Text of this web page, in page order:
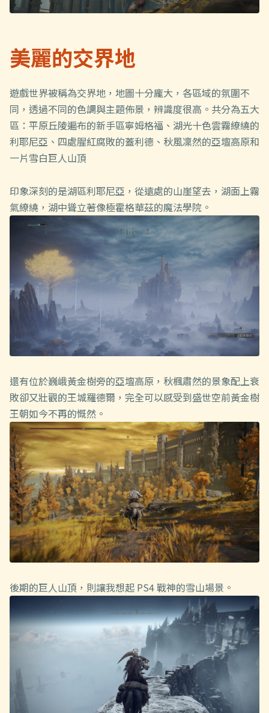
美麗的交界地
遊戲世界被稱為交界地，地圖十分龐大，各區域的氛圍不
同，透過不同的色調與主題佈景，辨識度很高。共分為五大
區：平原丘陵遍布的新手區寧姆格福、湖光十色雲霧繚繞的
利耶尼亞、四處腥紅腐敗的蓋利德、秋風凜然的亞壇高原和
一片雪白巨人山頂
印象深刻的是湖區利耶尼亞，從遠處的山崖望去，湖面上霧
氣繚繞，湖中聳立著像極霍格華茲的魔法學院。
還有位於巍峨黃金樹旁的亞壇高原，秋楓肅然的景象配上衰
敗卻又壯觀的王城羅德爾，完全可以感受到盛世空前黃金樹
王朝如今不再的慨然。
後期的巨人山頂，則讓我想起 PS4 戰神的雪山場景。